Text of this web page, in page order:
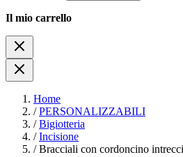
Il mio carrello
Home
/ PERSONALIZZABILI
/ Bigiotteria
/ Incisione
/ Bracciali con cordoncino